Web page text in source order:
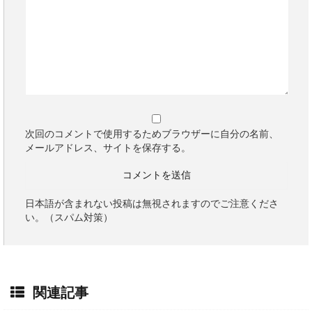
次回のコメントで使用するためブラウザーに自分の名前、
メールアドレス、サイトを保存する。
日本語が含まれない投稿は無視されますのでご注意くださ
い。（スパム対策）
関連記事